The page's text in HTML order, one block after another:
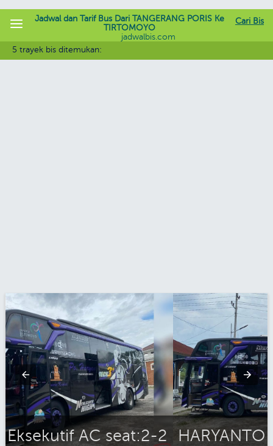
Cari Bis
Jadwal dan Tarif Bus Dari TANGERANG PORIS Ke
TIRTOMOYO
jadwalbis.com
5 trayek bis ditemukan:
HARYANTO Eksekutif AC seat:2-2